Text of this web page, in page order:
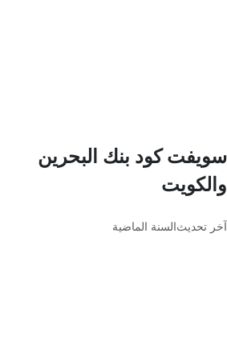
سويفت كود بنك البحرين
والكويت
آخر تحديث السنة الماضية